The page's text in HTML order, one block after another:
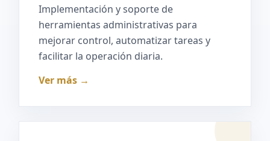
Implementación y soporte de
herramientas administrativas para
mejorar control, automatizar tareas y
facilitar la operación diaria.
Ver más →